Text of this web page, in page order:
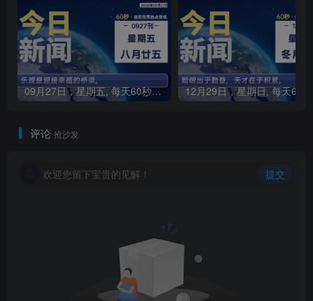
09月27日，星期五, 每天60秒读懂全世界！
评论 抢沙发
欢迎您留下宝贵的见解！ 提交